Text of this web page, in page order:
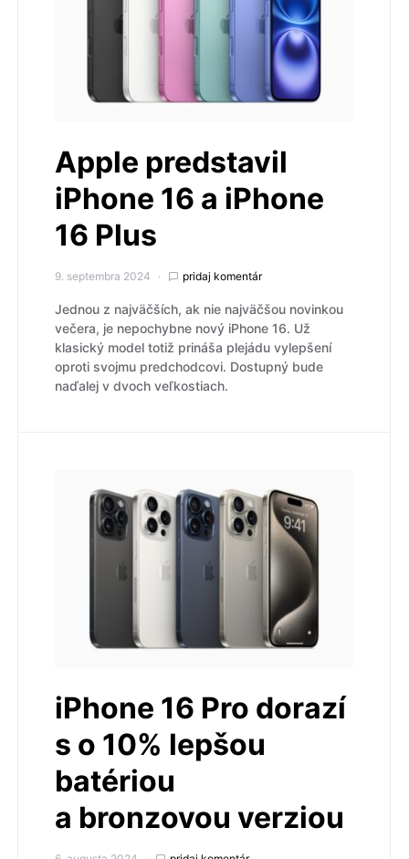
Apple predstavil
iPhone 16 a iPhone
16 Plus
9. septembra 2024 pridaj komentár
Jednou z najväčších, ak nie najväčšou novinkou
večera, je nepochybne nový iPhone 16. Už
klasický model totiž prináša plejádu vylepšení
oproti svojmu predchodcovi. Dostupný bude
naďalej v dvoch veľkostiach.
iPhone 16 Pro dorazí
s o 10% lepšou
batériou
a bronzovou verziou